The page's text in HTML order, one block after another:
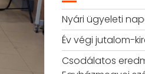
Nyári ügyeleti
Év végi jutalom-
Csodálatos